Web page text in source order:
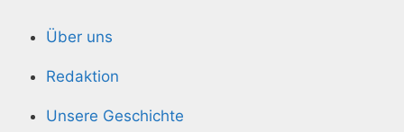
Über uns
Redaktion
Unsere Geschichte